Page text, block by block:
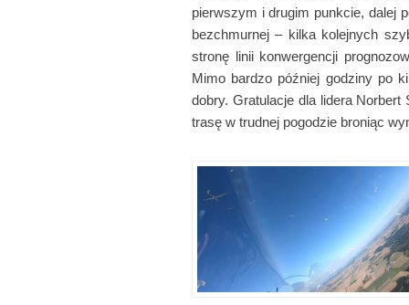
pierwszym i drugim punkcie, dalej
bezchmurnej – kilka kolejnych
stronę linii konwergencji
Mimo bardzo później godziny po
dobry. Gratulacje dla lidera Norbert
trasę w trudnej pogodzie broniąc